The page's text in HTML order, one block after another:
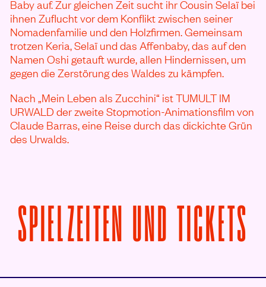
Baby auf. Zur gleichen Zeit sucht ihr Cousin Selaï bei
ihnen Zuflucht vor dem Konflikt zwischen seiner
Nomadenfamilie und den Holzfirmen. Gemeinsam
trotzen Keria, Selaï und das Affenbaby, das auf den
Namen Oshi getauft wurde, allen Hindernissen, um
gegen die Zerstörung des Waldes zu kämpfen.
Nach „Mein Leben als Zucchini“ ist TUMULT IM
URWALD der zweite Stopmotion-Animationsfilm von
Claude Barras, eine Reise durch das dickichte Grün
des Urwalds.
SPIELZEITEN UND TICKETS